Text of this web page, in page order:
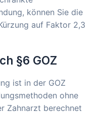
können Sie die
auf Faktor 2,3
§6 GOZ
ist in der GOZ
ohne
Zahnarzt berechnet